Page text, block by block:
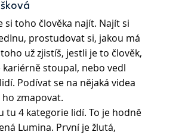
si toho člověka najít. Najít si
prostudovat si, jakou má
už zjistíš, jestli je to člověk,
kariérně stoupal, nebo vedl
Podívat se na nějaká videa
zmapovat.
tu 4 kategorie lidí. To je hodně
Lumina. První je žlutá,